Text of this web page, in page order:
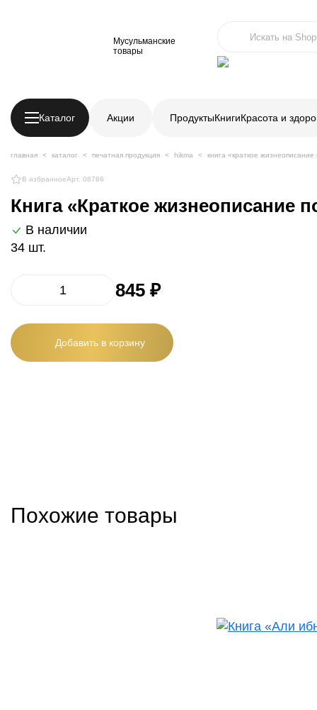
Мусульманские
товары
Каталог Акции ПродуктыКнигиКрасота и
главная каталог печатная продукция hikma книга «краткое
В избранноеАрт. 08786
Книга «Краткое жизнеописание
В наличии
34 шт.
845 ₽
Добавить в корзину
Похожие товары